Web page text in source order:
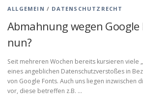
ALLGEMEIN / DATENSCHUTZRECHT
Abmahnung wegen Google
nun?
Seit mehreren Wochen bereits kursieren viele
eines angeblichen Datenschutzverstoßes in
von Google Fonts. Auch uns liegen inzwischen
vor, diese betreffen z.B. …